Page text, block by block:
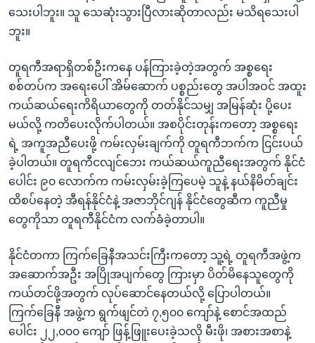
သေးပါဘူး။ သူ သေဆုံးသွားပြီလားဆိုတာလည်း မသိရသေးပါ
ဘူး။
တူရကီအရာရှိတစ်ဦးကနေ ပန်ကြားခဲ့တဲ့အတွက် အစ္စရေး
စစ်တပ်က အရေးပေါ် အိမ်ဆောက် ပစ္စည်းတွေ အပါအဝင် အထူး
ကယ်ဆယ်ရေးကိရိယာတွေကို တတ်နိုင်သမျှ အမြန်ဆုံး ပို့ပေး
မယ်လို့ ကတိပေးလိုက်ပါတယ်။ အစပိုင်းတုန်းကတော့ အစ္စရေး
ရဲ့ အကူအညီပေးဖို့ ကမ်းလှမ်းချက်ကို တူရကီဘက်က ငြင်းပယ်
ခဲ့ပါတယ်။ တူရကီငလျင်ဘေး ကယ်ဆယ်ကူညီရေးအတွက် နိုင်ငံ
ပေါင်း ၉၀ လောက်က ကမ်းလှမ်းခဲ့ကြပေမဲ့ သူနဲ့ နယ်နိမိတ်ချင်း
ထိစပ်နေတဲ့ အီရန်နိုင်ငံနဲ့ အဇာဘိုင်ဂျန် နိုင်ငံတွေဆီက ကူညီမှု
တွေကိုသာ တူရကီနိုင်ငံက လက်ခံခဲ့တာပါ။
နိုင်ငံတကာ ကြက်ခြေနီအသင်းကြီးကတော့ သူ့ရဲ့ တူရကီအဖွဲ့က
အဆောက်အဦး အပြိုအပျက်တွေ ကြားမှာ ပိတ်မိနေသူတွေကို
ကယ်တင်ဖို့အတွက် လုပ်ဆောင်နေတယ်လို့ ပြောပါတယ်။
ကြက်ခြေနီ အဖွဲ့က ရွက်ဖျင်တဲ ၇,၅၀၀ ကျော်နဲ့ စောင်အထည်
ပေါင်း ၂၂,၀၀၀ ကျော် ဖြန့်ဖြူးပေးခဲ့သလို မီးဖို၊ အစားအစာနဲ့